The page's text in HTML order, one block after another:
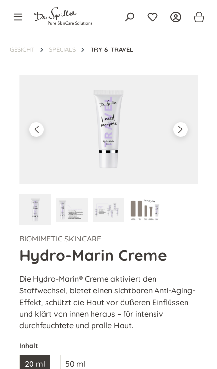
springen
GESICHT SPECIALS TRY & TRAVEL
BIOMIMETIC SKINCARE
Hydro-Marin Creme
Die Hydro-Marin® Creme aktiviert den
Stoffwechsel, bietet einen sichtbaren Anti-Aging-
Effekt, schützt die Haut vor äußeren Einflüssen
und klärt von innen heraus – für intensiv
durchfeuchtete und pralle Haut.
Inhalt
20 ml 50 ml